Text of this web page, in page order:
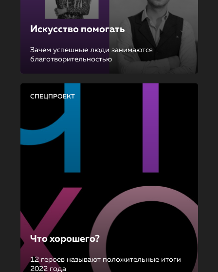
Искусство помогать
Зачем успешные люди занимаются
благотворительностью
СПЕЦПРОЕКТ
Что хорошего?
12 героев называют положительные итоги
2022 года